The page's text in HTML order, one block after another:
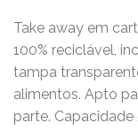
Take away em
100% reciclável,
tampa
alimentos. Apto
parte. Capacidade